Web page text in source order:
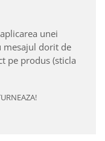
unei
mesajul dorit de
pe produs (sticla